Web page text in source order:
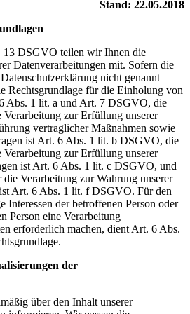
Stand: 22.05.2018
13 DSGVO teilen wir Ihnen die
Datenverarbeitungen mit. Sofern die
nicht genannt
Rechtsgrundlage für die Einholung von
Abs. 1 lit. a und Art. 7 DSGVO, die
Verarbeitung zur Erfüllung unserer
vertraglicher Maßnahmen sowie
ist Art. 6 Abs. 1 lit. b DSGVO, die
Verarbeitung zur Erfüllung unserer
ist Art. 6 Abs. 1 lit. c DSGVO, und
Verarbeitung zur Wahrung unserer
Art. 6 Abs. 1 lit. f DSGVO. Für den
Interessen der betroffenen Person oder
Person eine Verarbeitung
erforderlich machen, dient Art. 6 Abs.
der
über den Inhalt unserer